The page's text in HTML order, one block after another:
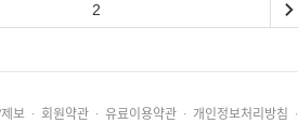
2
보 · 회원약관 · 유료이용약관 · 개인정보처리방침 ·